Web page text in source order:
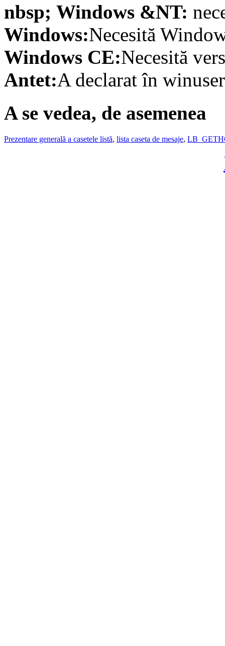
nbsp; Windows &NT:
Windows:Necesită
Windows CE:Necesită
Antet:A declarat în
A se vedea, de asemenea
Prezentare generală a casetele listă, lista caseta de mesaje,